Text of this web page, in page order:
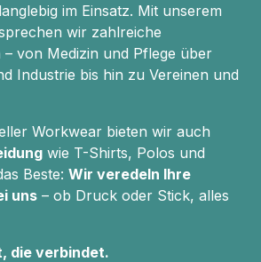
im Einsatz. Mit unserem
wir zahlreiche
von Medizin und Pflege über
Industrie bis hin zu Vereinen und
Workwear bieten wir auch
wie T-Shirts, Polos und
Beste: Wir veredeln Ihre
uns – ob Druck oder Stick, alles
die verbindet.